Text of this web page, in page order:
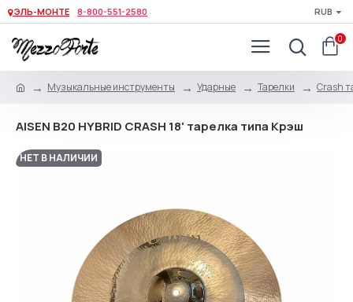
ЭЛЬ-МОНТЕ 8-800-551-2580 RUB
0
Музыкальные инструменты Ударные Тарелки Crash
AISEN B20 HYBRID CRASH 18' тарелка типа Крэш
НЕТ В НАЛИЧИИ